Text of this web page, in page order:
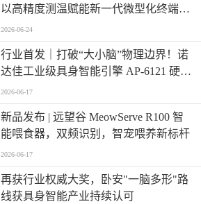
以高精度测温赋能新一代微型化终端设
计
2026-06-24
行业首发｜打破“大小脑”物理边界！诺
达佳工业级具身智能引擎 AP-6121 硬核
登场
2026-06-17
新品发布 | 远望谷 MeowServe R100 智
能喂食器，双频识别，智宠喂养新标杆
2026-06-17
再获行业权威大奖，卧安"一脑多形"路
线获具身智能产业持续认可